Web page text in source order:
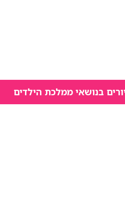
בנושאי ממלכת הילדים